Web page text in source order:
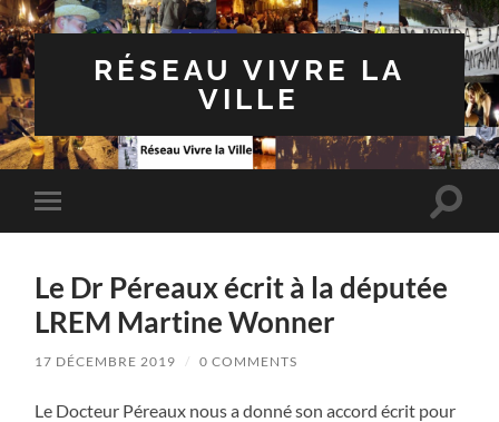
RÉSEAU VIVRE LA
VILLE
Toggle
mobile
Toggle
Le Dr Péreaux écrit à la députée
LREM Martine Wonner
17 DÉCEMBRE 2019 / 0 COMMENTS
Le Docteur Péreaux nous a donné son accord écrit pour